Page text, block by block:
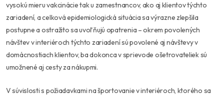
vysokú mieru vakcinácie tak u zamestnancov, ako aj klientov týchto
zariadení, a celková epidemiologická situácia sa výrazne zlepšila
postupne a ostražito sa uvoľňujú opatrenia – okrem povolených
návštev v interiéroch týchto zariadení sú povolené aj návštevy v
domácnostiach klientov, ba dokonca v sprievode ošetrovateliek sú
umožnené aj cesty za nákupmi.
V súvislosti s požiadavkami na športovanie v interiéroch, ktorého sa